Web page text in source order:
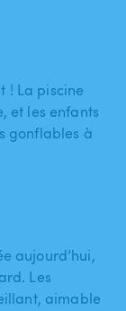
! La piscine
et les enfants
gonflables à
aujourd’hui,
Les
aimable